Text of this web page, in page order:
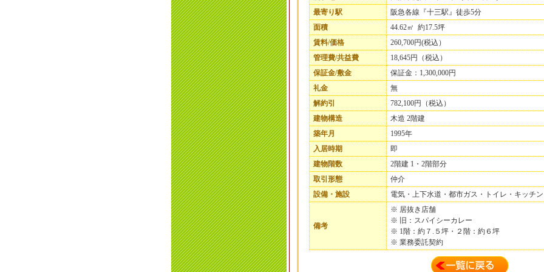
最寄り駅
阪急各線『十三駅』徒歩5分
面積
44.62㎡ 約17.5坪
賃料/価格
260,700円(税込）
管理費/共益費
18,645円（税込）
保証金/敷金
保証金：1,300,000円
礼金
無
解約引
782,100円（税込）
建物構造
木造 2階建
築年月
1995年
入居時期
即
建物階数
2階建 1・2階部分
取引形態
仲介
設備・施設
電気・上下水道・都市ガス・トイレ・キッチ
備考
※ 居抜き店舗
※ 旧：スパイシーカレー
※ 1階：約７.５坪・２階：約６坪
※ 業務委託契約